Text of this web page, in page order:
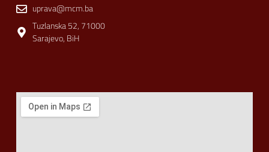
uprava@mcm.ba
Tuzlanska 52, 71000
Sarajevo, BiH